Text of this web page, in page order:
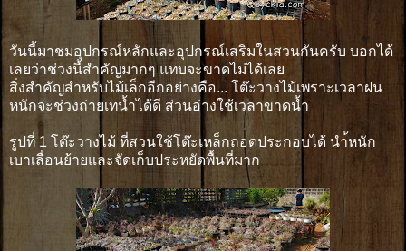
วันนี้มาชมอุปกรณ์หลักและอุปกรณ์เสริมในสวนกันครับ บอกได้
เลยว่าช่วงนี้สำคัญมากๆ แทบจะขาดไม่ได้เลย
สิ่งสำคัญสำหรับไม้เล็กอีกอย่างคือ... โต๊ะวางไม้เพราะเวลาฝน
หนักจะช่วงถ่ายเทน้ำได้ดี ส่วนอ่างใช้เวลาขาดน้ำ
รูปที่ 1 โต๊ะวางไม้ ที่สวนใช้โต๊ะเหล็กถอดประกอบได้ นำ้หนัก
เบาเลื่อนย้ายและจัดเก็บประหยัดพื้นที่มาก